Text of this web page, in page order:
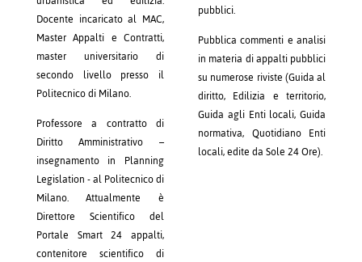
Docente incaricato al MAC,
Master Appalti e Contratti,
master universitario di
secondo livello presso il
Politecnico di Milano.
Professore a contratto di
Diritto Amministrativo –
insegnamento in Planning
Legislation - al Politecnico di
Milano. Attualmente è
Direttore Scientifico del
Portale Smart 24 appalti,
contenitore scientifico di
pubblici.
Pubblica commenti e analisi
in materia di appalti pubblici
su numerose riviste (Guida al
diritto, Edilizia e territorio,
Guida agli Enti locali, Guida
normativa, Quotidiano Enti
locali, edite da Sole 24 Ore).